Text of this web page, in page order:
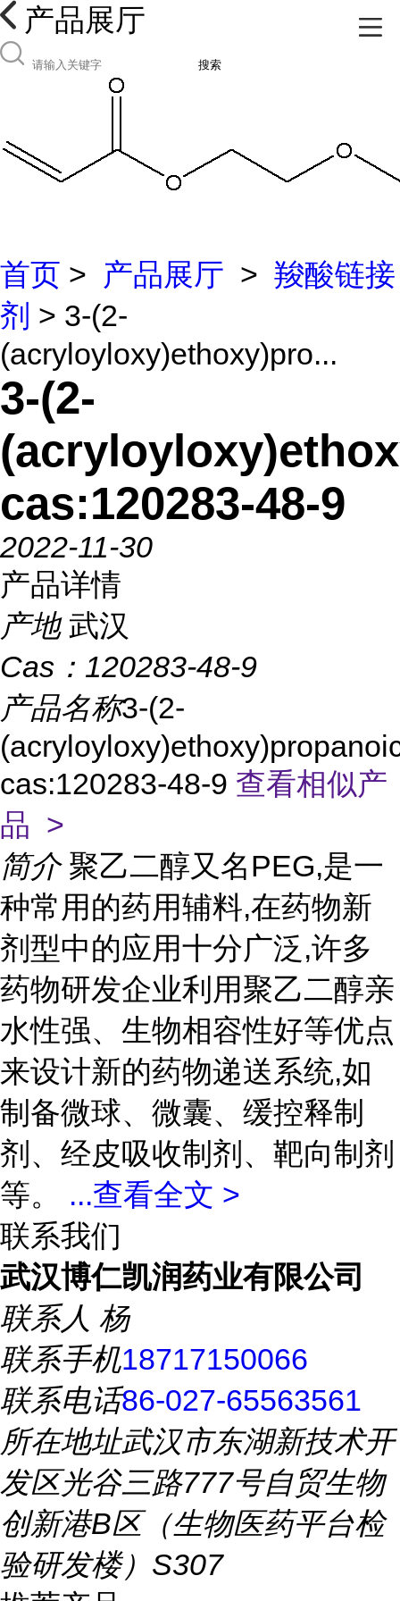
产品展厅
搜索
首页 > 产品展厅 > 羧酸链接
剂 > 3-(2-
(acryloyloxy)ethoxy)pro...
3-(2-
cas:120283-48-9
2022-11-30
产品详情
产地 武汉
Cas： 120283-48-9
产品名称3-(2-
cas:120283-48-9 查看相似产
品 >
简介 聚乙二醇又名PEG,是一
种常用的药用辅料,在药物新
剂型中的应用十分广泛,许多
药物研发企业利用聚乙二醇亲
水性强、生物相容性好等优点
来设计新的药物递送系统,如
制备微球、微囊、缓控释制
剂、经皮吸收制剂、靶向制剂
等。 ...查看全文 >
联系我们
武汉博仁凯润药业有限公司
联系人 杨
联系手机18717150066
联系电话86-027-65563561
所在地址武汉市东湖新技术开
发区光谷三路777号自贸生物
创新港B区（生物医药平台检
验研发楼）S307